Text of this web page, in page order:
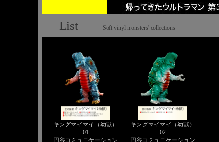
List Soft vinyl monsters' collections
キングマイマイ（幼獣）
01
円谷コミュニケーション
キングマイマイ（幼獣）
02
円谷コミュニケーション